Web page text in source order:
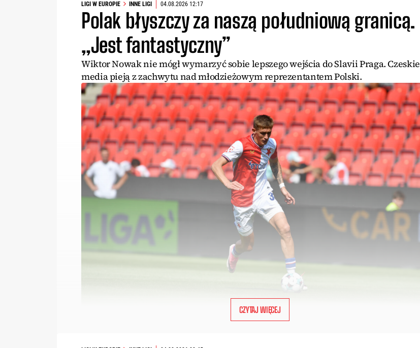
LIGI W EUROPIE INNE LIGI 04.08.2026 12:17
Polak błyszczy za naszą południową granicą.
„Jest fantastyczny”
Wiktor Nowak nie mógł wymarzyć sobie lepszego wejścia do Slavii Praga. Czeskie
media pieją z zachwytu nad młodzieżowym reprezentantem Polski.
CZYTAJ WIĘCEJ